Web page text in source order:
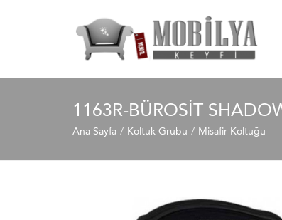
1163R-BÜROSIT
Ana Sayfa Koltuk Grubu Misafir Koltuğu